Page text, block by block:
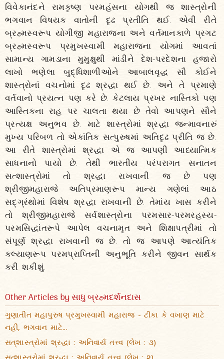
વિવેકાનંદને રામકૃષ્ણ પરમહંસના યોગથી જ શાસ્ત્રોની
ભગવાન વિષયક વાતોની દૃઢ પ્રતીતિ થઈ. એવી રીતે
બ્રહ્મસ્વરૂપ યોગીજી મહારાજના અને વર્તમાનકાળે પ્રગટ
બ્રહ્મસ્વરૂપ પ્રમુખસ્વામી મહારાજના યોગમાં આવતાં
સામાન્ય ગામડાના મુમુક્ષુથી માંડીને દેશ-પરદેશના હજારો
લાખો ભણેલા બુદ્ધિશાળીઓને આબાલવૃદ્ધ સૌ કોઈને
શાસ્ત્રોનાં વચનોમાં દૃઢ શ્રદ્ધા થઈ છે. અને તે પ્રમાણે
વર્તવાનો પ્રયત્ન પણ કરે છે. કેટલાય પ્રખર નાસ્તિકો પણ
આસ્તિકના રાહ પર ચાલતા થયા છે તેવો આપણને સૌને
પ્રત્યક્ષ અનુભવ છે. માટે શાસ્ત્રોમાં શ્રદ્ધા જન્માવનારું
મુખ્ય પરિબળ તો એકાંતિક સત્પુરુષમાં અતિદૃઢ પ્રીતિ જ છે.
આ રીતે શાસ્ત્રોમાં શ્રદ્ધા એ જ આપણી આધ્યાત્મિક
સાધનાનો પાયો છે. તેથી ભારતીય પરંપરાગત સનાતન
સત્શાસ્ત્રોમાં તો શ્રદ્ધા રાખવાની જ છે પણ
શ્રીજીમહારાજે અતિપ્રમાણરૂપ માન્ય ગણેલાં આઠ
સદ્‌ગ્રંથોમાં વિશેષ શ્રદ્ધા રાખવાની છે. તેમાંય ખાસ કરીને
તો શ્રીજીમહારાજે સર્વશાસ્ત્રોના પરમસાર-પરમરહસ્ય-
પરમસિદ્ધાંતરૂપે આપેલ વચનામૃત અને શિક્ષાપત્રીમાં તો
સંપૂર્ણ શ્રદ્ધા રાખવાની જ છે. તો જ આપણે આત્યંતિક
કલ્યાણરૂપ પરમપ્રાપ્તિની અનુભૂતિ કરીને જીવન સાર્થક
કરી શકીશું.
Other Articles by સાધુ બ્રહ્મદર્શનદાસ
ગુણાતીત મહાપુરુષ પ્રમુખસ્વામી મહારાજ - ટીકા કે વખાણ માટે
નહીં, ભગવાન માટે...
સત્‌શાસ્ત્રોમાં શ્રદ્ધા : અનિવાર્ય તત્ત્વ (લેખ : ૩)
સત્શાસ્ત્રોમાં શ્રદ્ધા : અનિવાર્ય તત્ત્વ (લેખ : ૨)